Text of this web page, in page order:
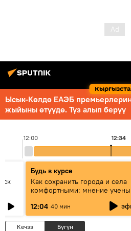
Ысык-Көлдө ЕАЭБ
жыйыны өтүүдө. Түз алып берүү
12:00 12:34
Будь в курсе
Как сохранить города и села
комфортными: мнение
12:04 40 мин
Кечээ Бүгүн